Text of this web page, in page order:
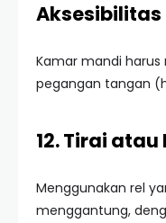
Aksesibilitas
Kamar mandi harus
pegangan tangan
12. Tirai
Menggunakan rel
menggantung,